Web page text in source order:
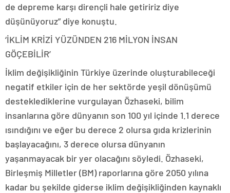
de depreme karşı dirençli hale getiririz diye
düşünüyoruz” diye konuştu.
‘İKLİM KRİZİ YÜZÜNDEN 216 MİLYON İNSAN
GÖÇEBİLİR’
İklim değişikliğinin Türkiye üzerinde oluşturabileceği
negatif etkiler için de her sektörde yeşil dönüşümü
desteklediklerine vurgulayan Özhaseki, bilim
insanlarına göre dünyanın son 100 yıl içinde 1.1 derece
ısındığını ve eğer bu derece 2 olursa gıda krizlerinin
başlayacağını, 3 derece olursa dünyanın
yaşanmayacak bir yer olacağını söyledi. Özhaseki,
Birleşmiş Milletler (BM) raporlarına göre 2050 yılına
kadar bu şekilde giderse iklim değişikliğinden kaynaklı